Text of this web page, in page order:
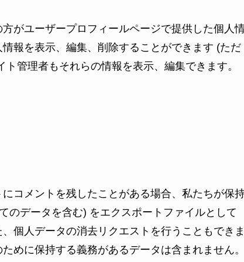
がユーザープロフィールページで提供した個人
報を表示、編集、削除することができます (ただ
管理者もそれらの情報を表示、編集できます。
コメントを残したことがある場合、私たちが保
のデータを含む) をエクスポートファイルとして
個人データの消去リクエストを行うこともできま
めに保持する義務があるデータは含まれません。